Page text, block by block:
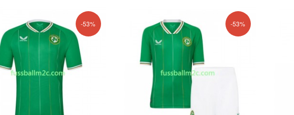
-53% -53%